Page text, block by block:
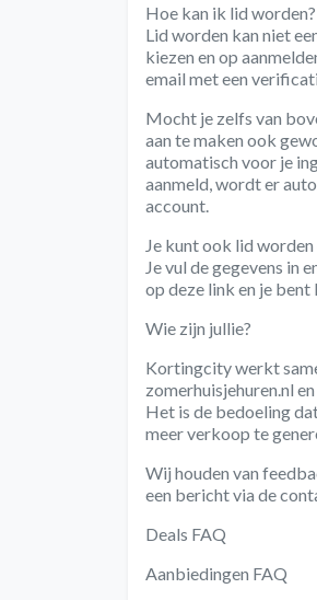
Hoe kan ik lid worden?
Lid worden kan niet
kiezen en op
email met een
Mocht je zelfs van
aan te maken ook
automatisch voor je
aanmeld, wordt er
account.
Je kunt ook lid
Je vul de gegevens in
op deze link en je bent
Wie zijn jullie?
Kortingcity werkt
zomerhuisjehuren.nl
Het is de bedoeling
meer verkoop te
Wij houden van
een bericht via de
Deals FAQ
Aanbiedingen FAQ